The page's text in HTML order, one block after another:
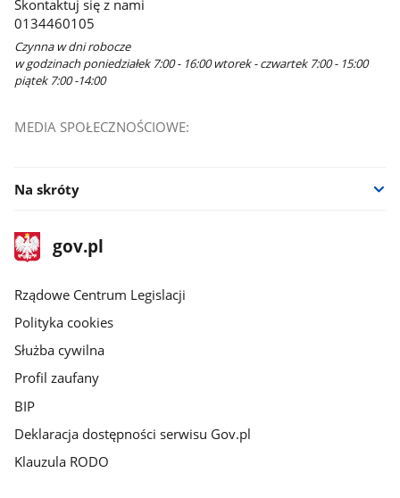
Skontaktuj się z nami
0134460105
Czynna w dni robocze
w godzinach poniedziałek 7:00 - 16:00 wtorek - czwartek 7:00 - 15:00
piątek 7:00 -14:00
MEDIA SPOŁECZNOŚCIOWE:
Na skróty
stopka
gov.plStrona
gov.pl
Rządowe Centrum Legislacji
Polityka cookies
Służba cywilna
Profil zaufany
BIP
Deklaracja dostępności serwisu Gov.pl
Klauzula RODO